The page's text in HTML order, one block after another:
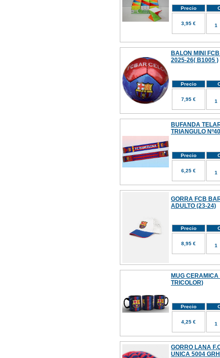
Precio
3,95 €
BALON MINI
2025-26( B1005 )
Precio
7,95 €
BUFANDA
TRIANGULO Nº40
Precio
6,25 €
GORRA FCB
ADULTO (23-24)
Precio
8,95 €
MUG
TRICOLOR)
Precio
4,25 €
GORRO LANA
UNICA 5004